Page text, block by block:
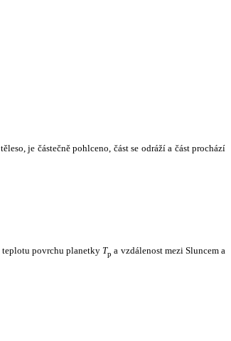
je částečně pohlceno, část se odráží a část prochází
teplotu povrchu planetky Tp a vzdálenost mezi Sluncem a